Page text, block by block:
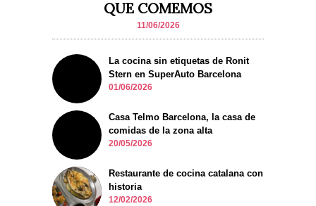
QUE COMEMOS
11/06/2026
La cocina sin etiquetas de Ronit
Stern en SuperAuto Barcelona
01/06/2026
Casa Telmo Barcelona, la casa de
comidas de la zona alta
20/05/2026
Restaurante de cocina catalana con
historia
12/02/2026